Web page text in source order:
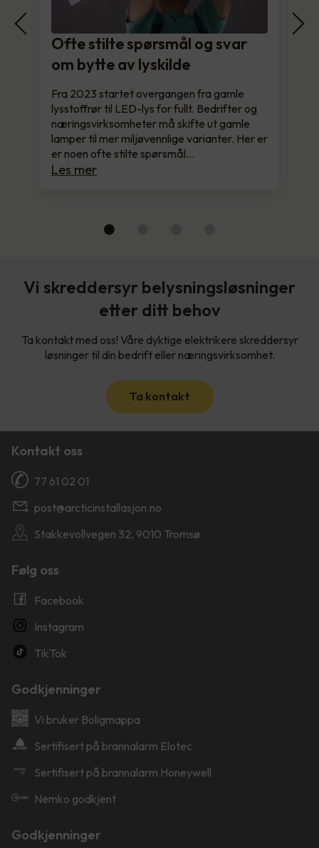
Ofte stilte spørsmål og svar
om bytte av lyskilde
Fra 2023 startet overgangen fra gamle
lysstoffrør til LED-lys for fullt. Bedrifter og
næringsvirksomheter må skifte ut gamle
lamper til mer miljøvennlige varianter. Her er
er noen ofte stilte spørsmål…
Les mer
Vi skreddersyr belysningsløsninger
etter ditt behov
Ta kontakt med oss! Våre dyktige elektrikere skreddersyr
løsninger til din bedrift eller næringsvirksomhet.
Ta kontakt
Kontakt oss
77 61 02 01
post@arcticinstallasjon.no
Stakkevollvegen 32, 9010 Tromsø
Følg oss
Facebook
Instagram
TikTok
Godkjenninger
Vi bruker Boligmappa
Sertifisert på brannalarm Elotec
Sertifisert på brannalarm Honeywell
Nemko godkjent
Godkjenninger